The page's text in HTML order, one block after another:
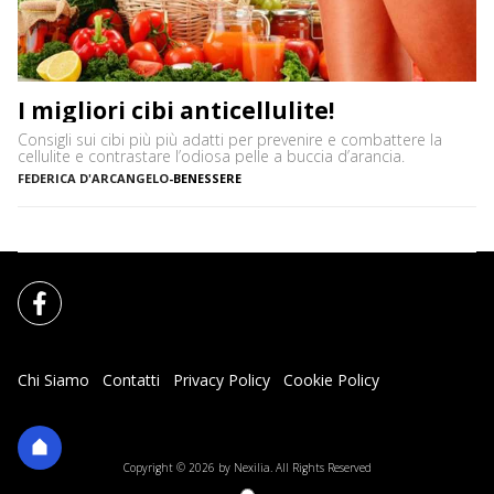
I migliori cibi anticellulite!
Consigli sui cibi più più adatti per prevenire e combattere la
cellulite e contrastare l’odiosa pelle a buccia d’arancia.
FEDERICA D'ARCANGELO-BENESSERE
Chi Siamo Contatti Privacy Policy
Cookie Policy
Copyright © 2026 by Nexilia. All Rights Reserved